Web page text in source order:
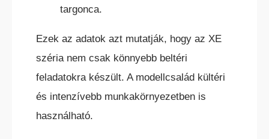
targonca.
Ezek az adatok azt mutatják, hogy az XE
széria nem csak könnyebb beltéri
feladatokra készült. A modellcsalád kültéri
és intenzívebb munkakörnyezetben is
használható.